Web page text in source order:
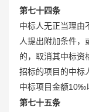
第七十四条
中标人无正当理由
人提出附加条件，
的，取消其中标资
招标的项目的中标
中标项目金额10‰
第七十五条